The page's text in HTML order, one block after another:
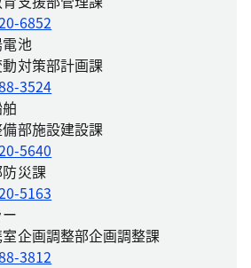
6852
池
対策部計画課
3524
部施設建設課
5640
災課
5163
企画調整部企画調整課
3812